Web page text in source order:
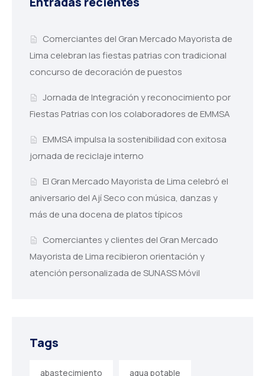
Comerciantes del Gran Mercado Mayorista de
Lima celebran las fiestas patrias con tradicional
concurso de decoración de puestos
Jornada de Integración y reconocimiento por
Fiestas Patrias con los colaboradores de EMMSA
EMMSA impulsa la sostenibilidad con exitosa
jornada de reciclaje interno
El Gran Mercado Mayorista de Lima celebró el
aniversario del Ají Seco con música, danzas y
más de una docena de platos típicos
Comerciantes y clientes del Gran Mercado
Mayorista de Lima recibieron orientación y
atención personalizada de SUNASS Móvil
Tags
abastecimiento agua potable